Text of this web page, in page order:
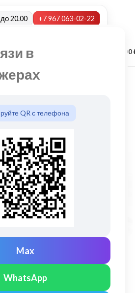
в
QR с телефона
Max
WhatsApp
20.00 +7 967 063-02-22
0,00
увеличить
кровли
Снегозадержатели